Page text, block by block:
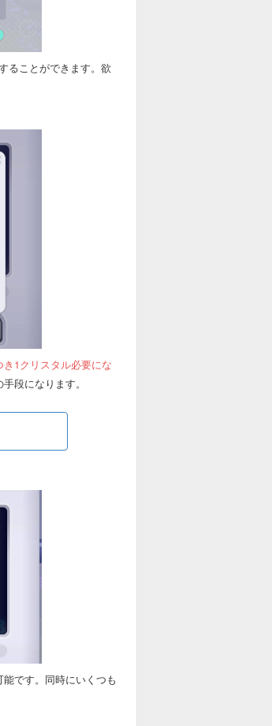
ることができます。欲
き1クリスタル必要にな
段になります。
です。同時にいくつも